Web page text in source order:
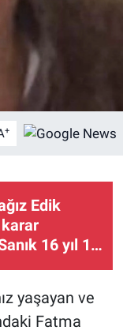
+
Edik
karar
16 yıl 11
yaşayan ve
Fatma